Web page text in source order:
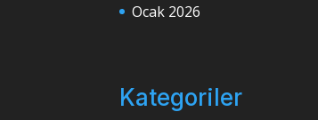
Ocak 2026
Kategoriler